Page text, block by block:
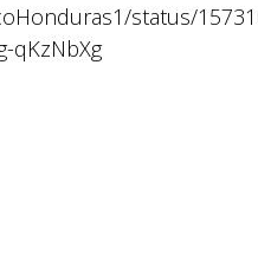
status/
qKzNbXg
reservados.